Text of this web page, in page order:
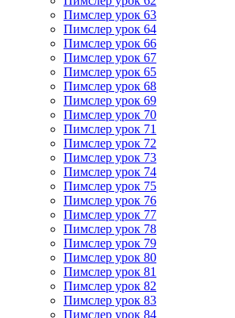
Пимслер урок 63
Пимслер урок 64
Пимслер урок 66
Пимслер урок 67
Пимслер урок 65
Пимслер урок 68
Пимслер урок 69
Пимслер урок 70
Пимслер урок 71
Пимслер урок 72
Пимслер урок 73
Пимслер урок 74
Пимслер урок 75
Пимслер урок 76
Пимслер урок 77
Пимслер урок 78
Пимслер урок 79
Пимслер урок 80
Пимслер урок 81
Пимслер урок 82
Пимслер урок 83
Пимслер урок 84